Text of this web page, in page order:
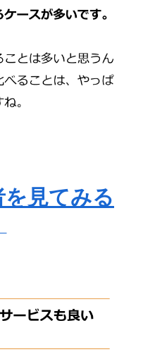
見てみる